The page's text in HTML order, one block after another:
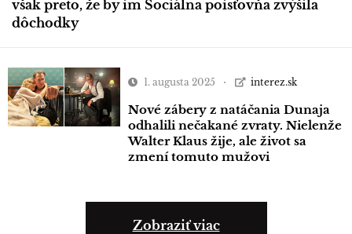
však preto, že by im Sociálna poisťovňa zvýšila
dôchodky
1. augusta 2025 interez.sk
Nové zábery z natáčania Dunaja
odhalili nečakané zvraty. Nielenže
Walter Klaus žije, ale život sa
zmení tomuto mužovi
Zobraziť viac